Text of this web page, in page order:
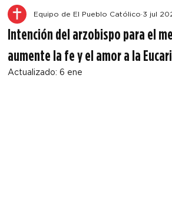
Intención del arzobispo para el
aumente la fe y el amor a la
Equipo de El Pueblo Católico 3 jul
Actualizado:6 ene